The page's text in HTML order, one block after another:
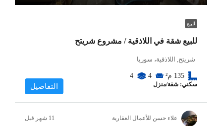
للبيع
للبيع شقة في اللاذقية / مشروع شريتح
شريتح, اللاذقية، سوريا
135 م² 4
4
سكني: شقة/منزل التفاصيل
علاء حسن للأعمال العقارية